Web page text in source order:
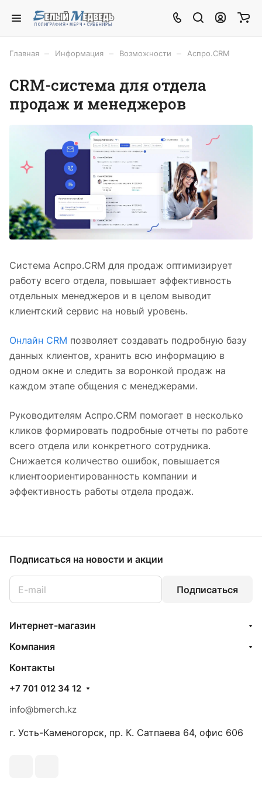
Главная Информация Возможности Аспро.CRM
CRM-система для отдела
продаж и менеджеров
Система Аспро.CRM для продаж оптимизирует
работу всего отдела, повышает эффективность
отдельных менеджеров и в целом выводит
клиентский сервис на новый уровень.
Онлайн CRM позволяет создавать подробную базу
данных клиентов, хранить всю информацию в
одном окне и следить за воронкой продаж на
каждом этапе общения с менеджерами.
Руководителям Аспро.CRM помогает в несколько
кликов формировать подробные отчеты по работе
всего отдела или конкретного сотрудника.
Снижается количество ошибок, повышается
клиентоориентированность компании и
эффективность работы отдела продаж.
Подписаться на новости и акции
Подписаться
Интернет-магазин
Компания
Контакты
+7 701 012 34 12
info@bmerch.kz
г. Усть-Каменогорск, пр. К. Сатпаева 64, офис 606